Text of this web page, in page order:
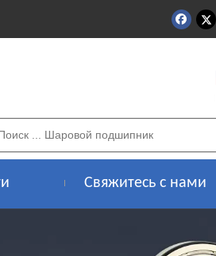
Свяжитесь с нами